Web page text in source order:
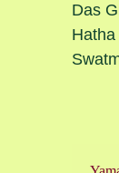
Das
Hatha